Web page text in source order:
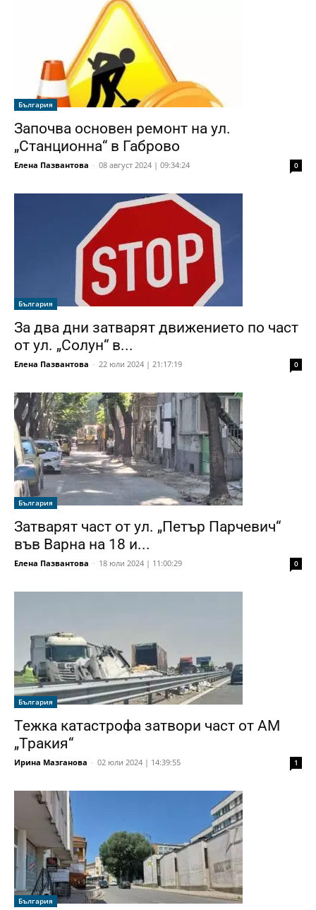
България
Започва основен ремонт на ул.
„Станционна“ в Габрово
Елена Пазвантова - 08 август 2024 | 09:34:24 0
България
За два дни затварят движението по част
от ул. „Солун“ в...
Елена Пазвантова - 22 юли 2024 | 21:17:19 0
България
Затварят част от ул. „Петър Парчевич“
във Варна на 18 и...
Елена Пазвантова - 18 юли 2024 | 11:00:29 0
България
Тежка катастрофа затвори част от АМ
„Тракия“
Ирина Мазганова - 02 юли 2024 | 14:39:55 1
България